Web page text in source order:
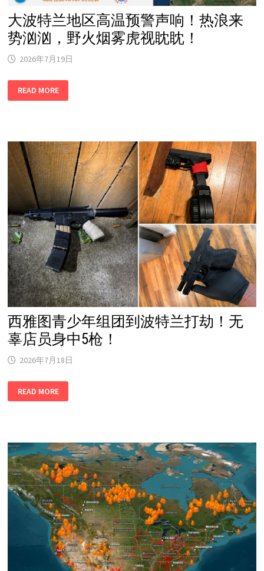
大波特兰地区高温预警声响！热浪来
势汹汹，野火烟雾虎视眈眈！
2026年7月19日
波
特
温
预
警
声
响！
浪
势
汹
汹，
野
火
烟
雾
虎
视
眈
眈！
READ MORE
西雅图青少年组团到波特兰打劫！无
辜店员身中5枪！
2026年7月18日
雅
图
团
到
波
特
兰
打
劫！
无
辜
READ MORE